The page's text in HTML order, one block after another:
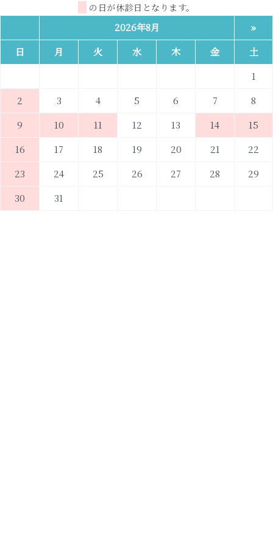
の日が休診日となります。
2026年8月
»
日
月 火 水 木 金
土
1
2
3 4 5 6 7
8
9
10 11 12 13 14
15
16
17 18 19 20 21
22
23
24 25 26 27 28
29
30
31